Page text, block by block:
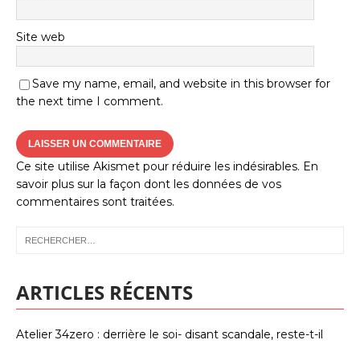
Site web
Save my name, email, and website in this browser for
the next time I comment.
Ce site utilise Akismet pour réduire les indésirables. En
savoir plus sur la façon dont les données de vos
commentaires sont traitées.
ARTICLES RÉCENTS
Atelier 34zero : derrière le soi- disant scandale, reste-t-il